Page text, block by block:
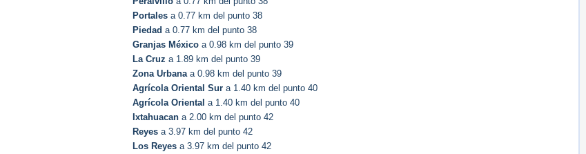
Portales a 0.77 km del punto 38
Piedad a 0.77 km del punto 38
Granjas México a 0.98 km del punto 39
La Cruz a 1.89 km del punto 39
Zona Urbanaa 0.98 km del punto 39
Agrícola Oriental Sur a 1.40 km del punto 40
Agrícola Oriental a 1.40 km del punto 40
Ixtahuacan a 2.00 km del punto 42
Reyes a 3.97 km del punto 42
Los Reyes a 3.97 km del punto 42